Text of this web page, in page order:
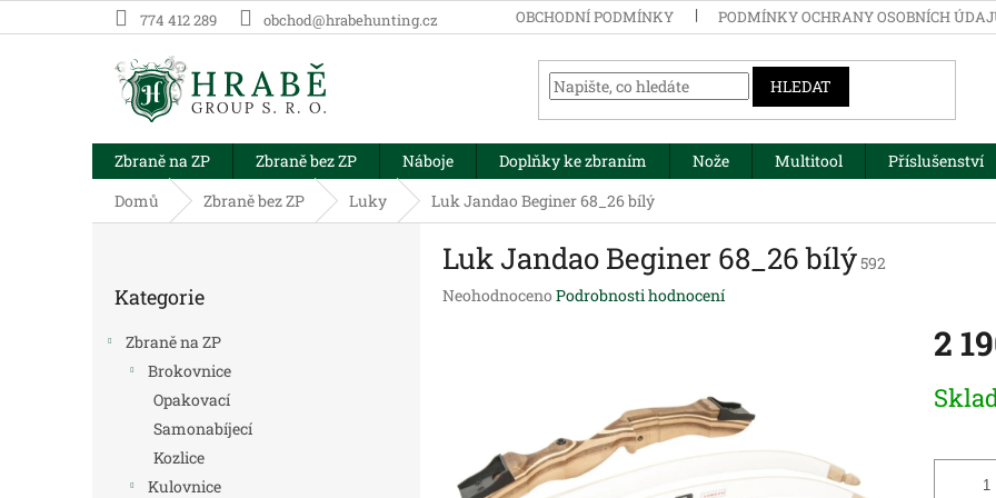
na
774 412 289 obchod@hrabehunting.cz OBCHODNÍ PODMÍNKY PODMÍNKY OCHRANY OSOBNÍCH
HLEDAT
Zbraně na ZP Zbraně bez ZP Náboje Doplňky ke zbraním Nože Multitool Příslušenství
Domů
Zbraně bez ZP Luky Luk Jandao Beginer 68_26 bílý
kategorie
Kategorie
Zbraně na ZP
Brokovnice
Opakovací
Samonabíjecí
Kozlice
Kulovnice
Luk Jandao Beginer 68_26 bílý592
Průměrné
Neohodnoceno Podrobnosti hodnocení
2
cena: